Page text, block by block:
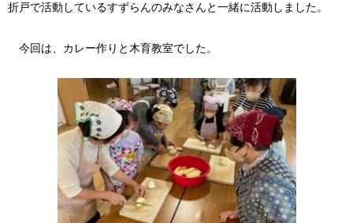
折戸で活動しているすずらんのみなさんと一緒に活動しました。
今回は、カレー作りと木育教室でした。